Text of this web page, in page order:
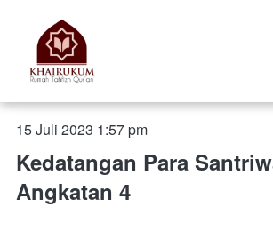
15 Juli 2023 1:57 pm
Kedatangan Para
Angkatan 4